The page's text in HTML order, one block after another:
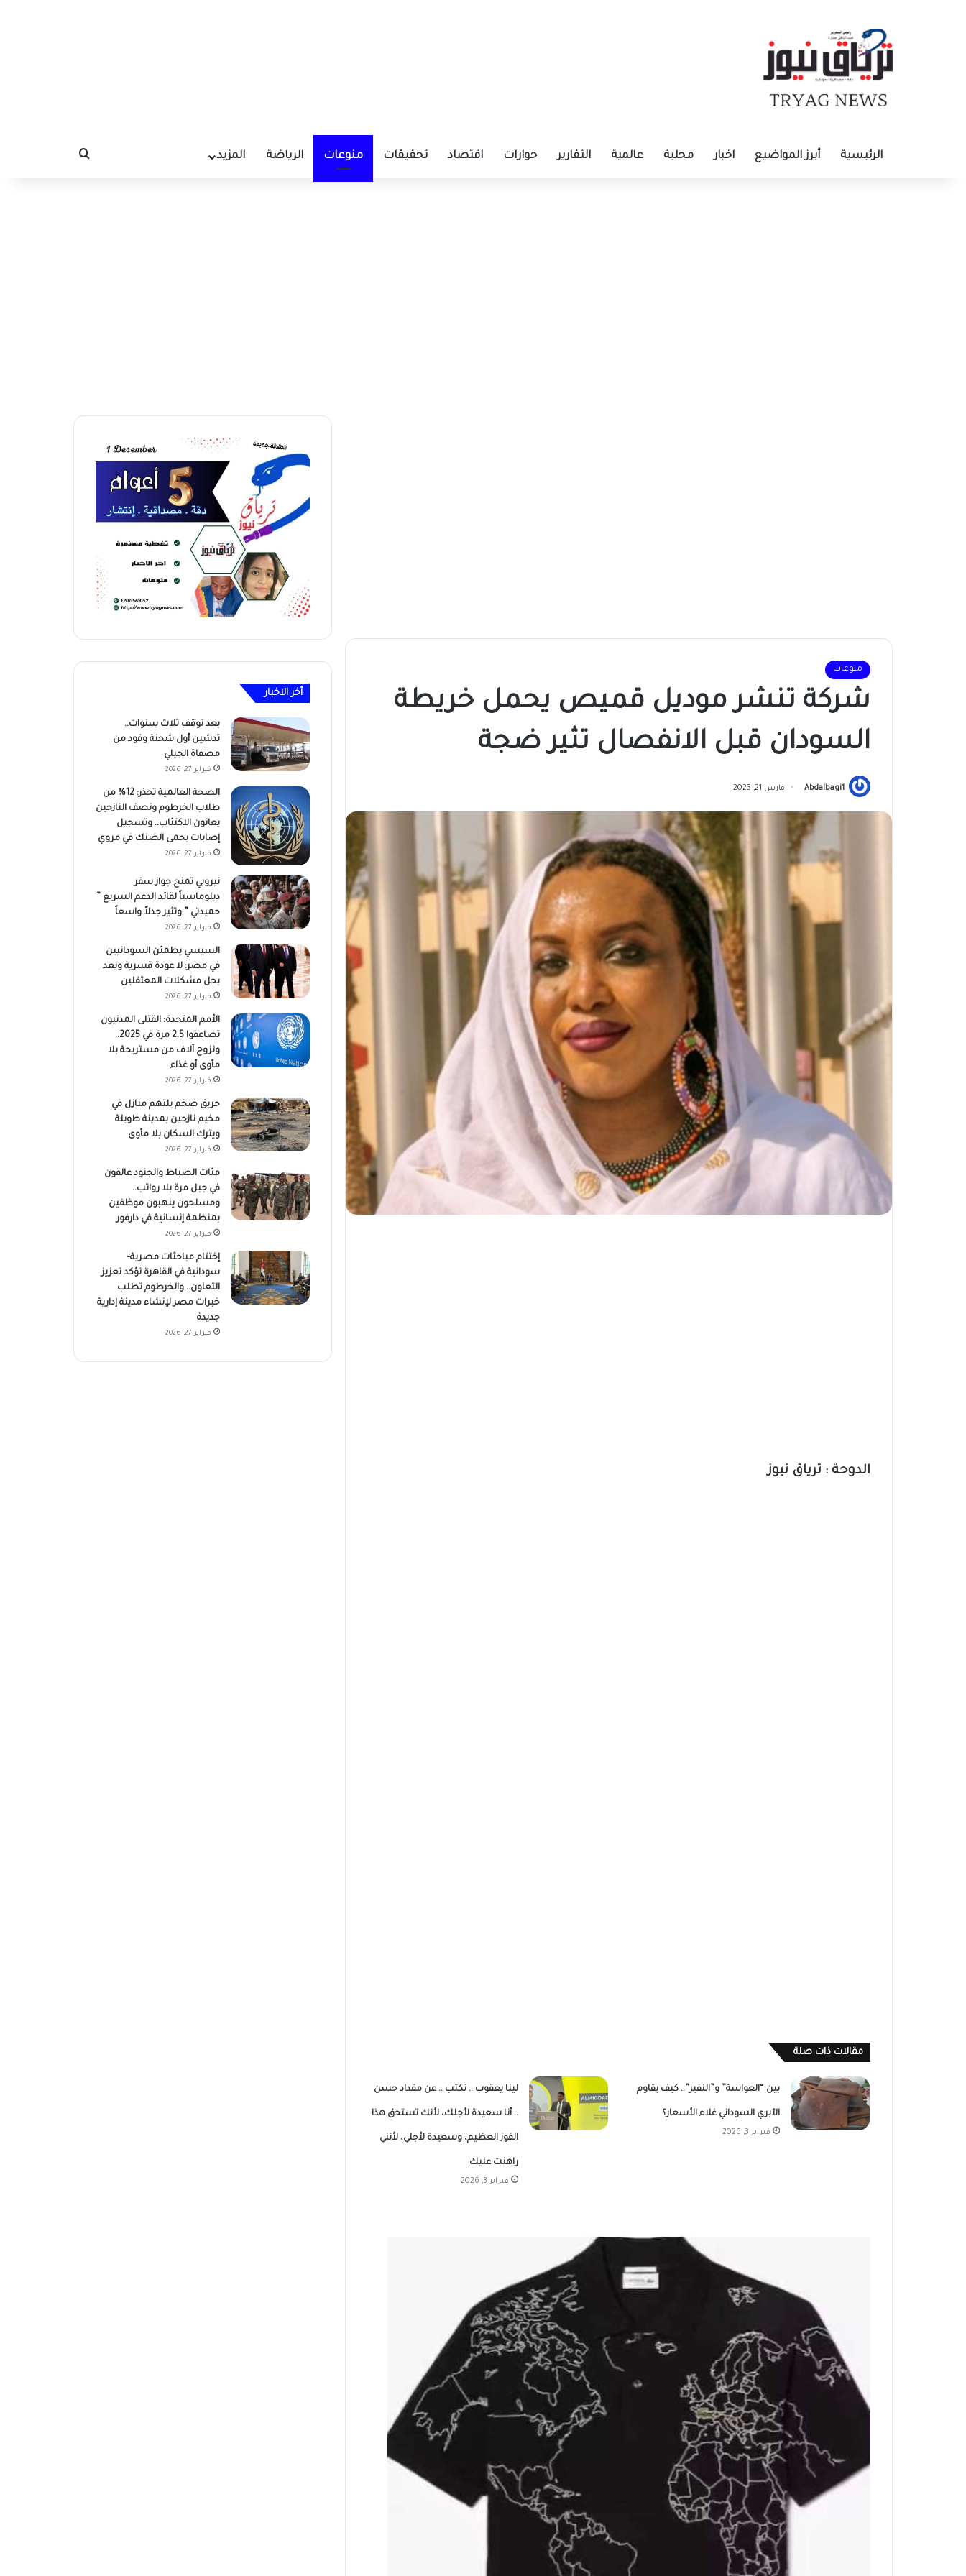
الرئيسية أبرز المواضيع اخبار محلية عالمية التقارير حوارات اقتصاد تحقيقات منوعات الرياضة المزيد بحث عن
منوعات
شركة تنشر موديل قميص يحمل خريطة
السودان قبل الانفصال تثير ضجة
Abdalbagi1 مارس 21, 2023
الدوحة : ترياق نيوز
مقالات ذات صلة
بين “العواسة” و”النفير”.. كيف يقاوم
الآبري السوداني غلاء الأسعار؟
فبراير 3, 2026
لينا يعقوب .. تكتب .. عن مقداد حسن
.. أنا سعيدة لأجلك، لأنك تستحق هذا
الفوز العظيم، وسعيدة لأجلي، لأنني
راهنت عليك
فبراير 3, 2026
أخر الاخبار
بعد توقف ثلاث سنوات..
تدشين أول شحنة وقود من
مصفاة الجيلي
فبراير 27, 2026
الصحة العالمية تحذر: 12% من
طلاب الخرطوم ونصف النازحين
يعانون الاكتئاب.. وتسجيل
إصابات بحمى الضنك في مروي
فبراير 27, 2026
نيروبي تمنح جواز سفر
دبلوماسياً لقائد الدعم السريع ”
حميدتي ” وتثير جدلاً واسعاً
فبراير 27, 2026
السيسي يطمئن السودانيين
في مصر: لا عودة قسرية ويعد
بحل مشكلات المعتقلين
فبراير 27, 2026
الأمم المتحدة: القتلى المدنيون
تضاعفوا 2.5 مرة في 2025..
ونزوح آلاف من مستريحة بلا
مأوى أو غذاء
فبراير 27, 2026
حريق ضخم يلتهم منازل في
مخيم نازحين بمدينة طويلة
ويترك السكان بلا مأوى
فبراير 27, 2026
مئات الضباط والجنود عالقون
في جبل مرة بلا رواتب..
ومسلحون ينهبون موظفين
بمنظمة إنسانية في دارفور
فبراير 27, 2026
إختتام مباحثات مصرية–
سودانية في القاهرة تؤكد تعزيز
التعاون.. والخرطوم تطلب
خبرات مصر لإنشاء مدينة إدارية
جديدة
فبراير 27, 2026